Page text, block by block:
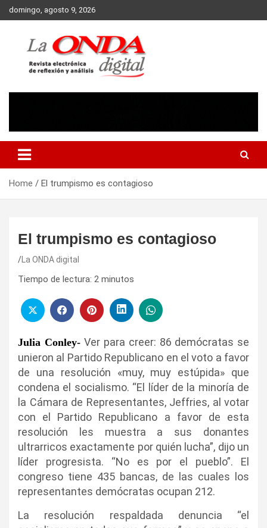
Skip
to
domingo, agosto 9, 2026
Home El trumpismo es contagioso
El trumpismo es contagioso
La ONDA digital
Tiempo de lectura: 2 minutos
Julia Conley- Ver para creer: 86 demócratas se
unieron al Partido Republicano en el voto a favor
de una resolución «muy, muy estúpida» que
condena el socialismo. “El líder de la minoría de
la Cámara de Representantes, Jeffries, al votar
con el Partido Republicano a favor de esta
resolución les muestra a sus donantes
ultrarricos exactamente por quién lucha”, dijo un
líder progresista. “No es por el pueblo”. El
congreso tiene 435 bancas, de las cuales los
representantes demócratas ocupan 212.
La resolución respaldada denuncia “el